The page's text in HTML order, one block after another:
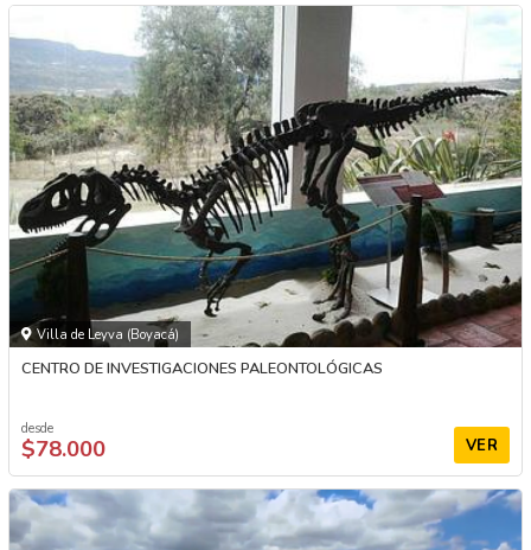
Villa de Leyva (Boyacá)
CENTRO DE INVESTIGACIONES PALEONTOLÓGICAS
desde
$78.000 VER